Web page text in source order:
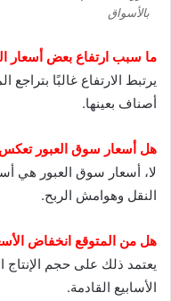
بالأسواق
ما سبب ارتفاع بعض أسعار
يرتبط الارتفاع غالبًا
أصناف بعينها.
هل أسعار سوق العبور تعكس
لا، أسعار سوق العبور هي
النقل وهوامش الربح.
هل من المتوقع انخفاض
يعتمد ذلك على حجم الإنتاج
الأسابيع القادمة.